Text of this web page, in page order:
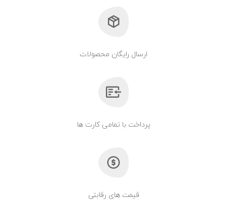
ارسال رایگان محصولات
پرداخت با تمامی کارت ها
قیمت های رقابتی